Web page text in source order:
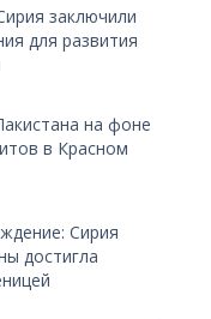
заключили
для развития
на фоне
в Красном
Сирия
достигла